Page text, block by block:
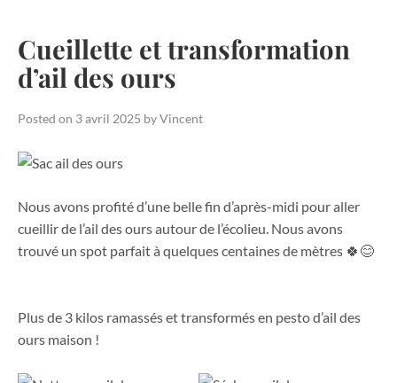
Cueillette et transformation
d’ail des ours
Posted on 3 avril 2025 byVincent
Nous avons profité d’une belle fin d’après-midi pour aller
cueillir de l’ail des ours autour de l’écolieu. Nous avons
trouvé un spot parfait à quelques centaines de mètres 🍀😊
Plus de 3 kilos ramassés et transformés en pesto d’ail des
ours maison !